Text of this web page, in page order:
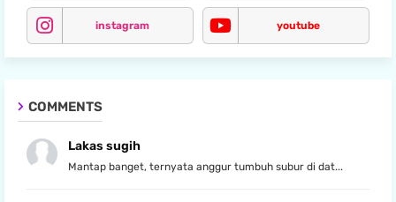
instagram youtube
COMMENTS
Lakas sugih
Mantap banget, ternyata anggur tumbuh subur di dat...